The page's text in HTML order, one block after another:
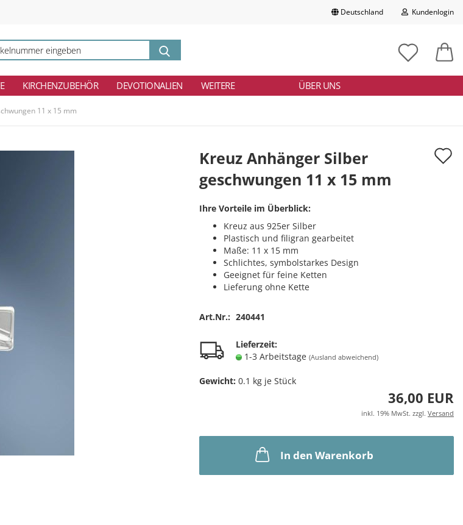
Deutschland Kundenlogin
E-Mail
Konto erstellen
Passwort vergessen?
eingeben
KIRCHENZUBEHÖR DEVOTIONALIEN ÜBER UNS
WEITERE
11 x 15 mm
Kreuz Anhänger Silber
geschwungen 11 x 15 mm
Ihre Vorteile im Überblick:
Kreuz aus 925er Silber
Plastisch und filigran gearbeitet
Maße: 11 x 15 mm
Schlichtes, symbolstarkes Design
Geeignet für feine Ketten
Lieferung ohne Kette
Art.Nr.: 240441
Lieferzeit:
1-3 Arbeitstage (Ausland abweichend)
Gewicht: 0.1 kg je Stück
36,00 EUR
inkl. 19% MwSt. zzgl. Versand
In den Warenkorb